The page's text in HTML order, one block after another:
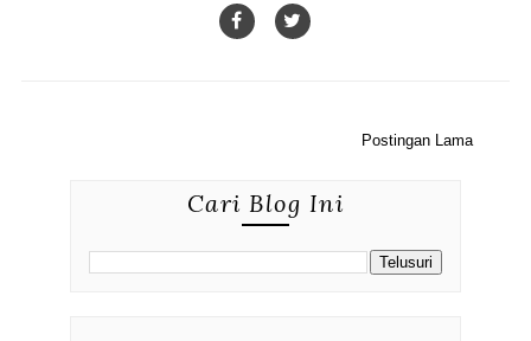
Postingan Lama
Cari Blog Ini